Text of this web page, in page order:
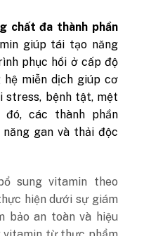
chất đa thành phần
giúp tái tạo năng
phục hồi ở cấp độ
miễn dịch giúp cơ
stress, bệnh tật, mệt
đó, các thành phần
gan và thải độc
sung vitamin theo
hiện dưới sự giám
bảo an toàn và hiệu